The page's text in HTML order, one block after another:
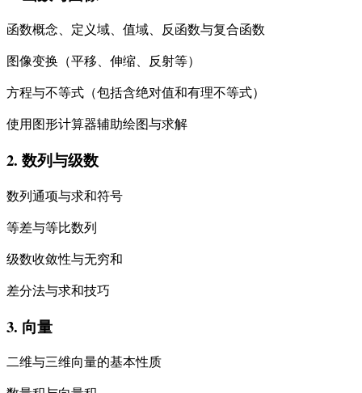
函数概念、定义域、值域、反函数与复合函数
图像变换（平移、伸缩、反射等）
方程与不等式（包括含绝对值和有理不等式）
使用图形计算器辅助绘图与求解
2. 数列与级数
数列通项与求和符号
等差与等比数列
级数收敛性与无穷和
差分法与求和技巧
3. 向量
二维与三维向量的基本性质